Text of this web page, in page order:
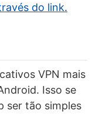
do link.
VPN mais
Isso se
ser tão simples